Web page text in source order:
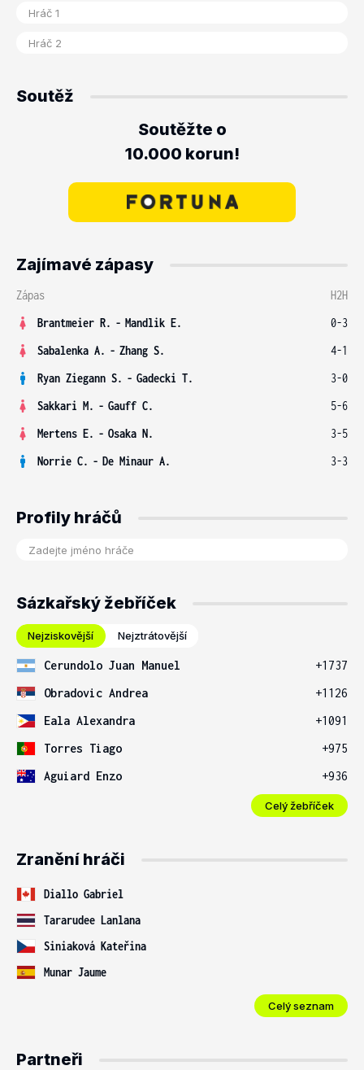
Soutěž
Soutěžte o
10.000 korun!
Zajímavé zápasy
Zápas
H2H
Brantmeier R. - Mandlik E.
0-3
Sabalenka A. - Zhang S.
4-1
Ryan Ziegann S. - Gadecki T.
3-0
Sakkari M. - Gauff C.
5-6
Mertens E. - Osaka N.
3-5
Norrie C. - De Minaur A. 3-3
Profily hráčů
Sázkařský žebříček
Nejziskovější Nejztrátovější
Cerundolo Juan Manuel
+1737
Obradovic Andrea
+1126
Eala Alexandra
+1091
Torres Tiago
+975
Aguiard Enzo
+936
Celý žebříček
Zranění hráči
Diallo Gabriel
Tararudee Lanlana
Siniaková Kateřina
Munar Jaume
Celý seznam
Partneři